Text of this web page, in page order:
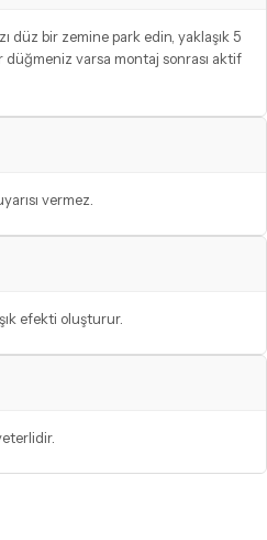
düz bir zemine park edin, yaklaşık 5
düğmeniz varsa montaj sonrası aktif
vermez.
efekti oluşturur.